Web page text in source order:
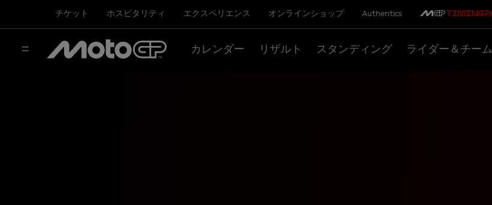
チケット ホスピタリティ エクスペリエンス オンラインショップ Authentics
カレンダー リザルト スタンディング ライダー＆チーム